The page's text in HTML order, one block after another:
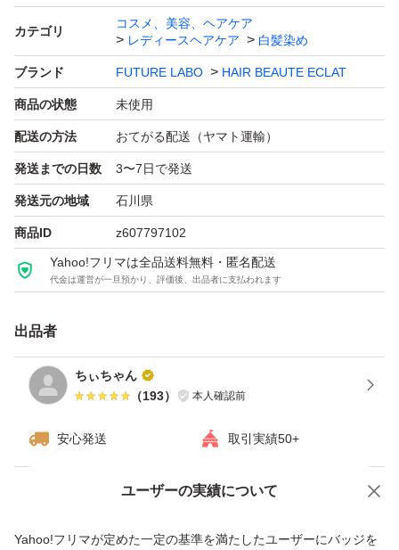
カテゴリ
コスメ、美容、ヘアケア
レディースヘアケア
白髪染め
ブランド FUTURE LABO HAIR BEAUTE ECLAT
商品の状態 未使用
配送の方法 おてがる配送（ヤマト運輸）
発送までの日数 3〜7日で発送
発送元の地域 石川県
商品ID z607797102
Yahoo!フリマは全品送料無料・匿名配送
代金は運営が一旦預かり、評価後、出品者に支払われます
出品者
ちぃちゃん
（193） 本人確認前
安心発送 取引実績50+
ユーザーの実績について
Yahoo!フリマが定めた一定の基準を満たしたユーザーにバッジを
価格の相談 商品への質問